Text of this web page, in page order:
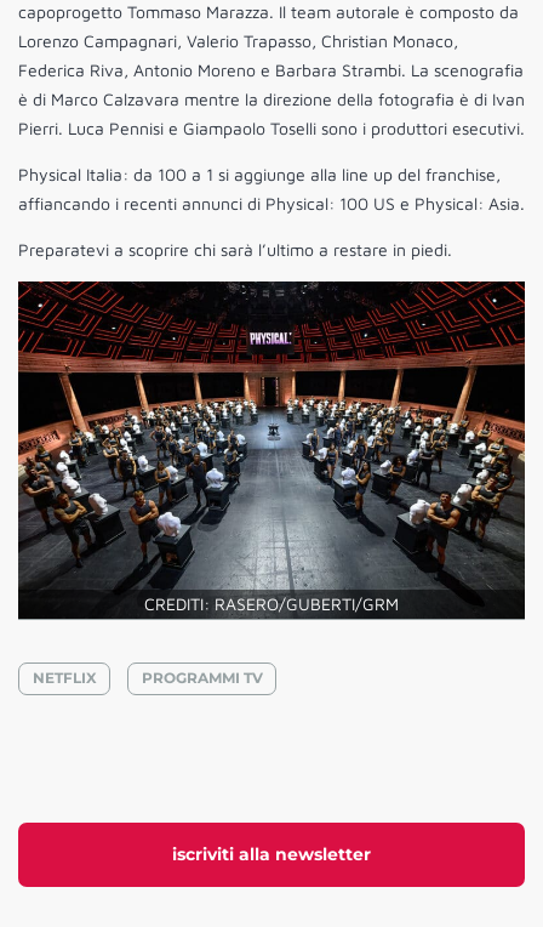
iscriviti alla newsletter
capoprogetto Tommaso Marazza. Il team autorale è composto da
Lorenzo Campagnari, Valerio Trapasso, Christian Monaco,
Federica Riva, Antonio Moreno e Barbara Strambi. La scenografia
è di Marco Calzavara mentre la direzione della fotografia è di Ivan
Pierri. Luca Pennisi e Giampaolo Toselli sono i produttori esecutivi.
Physical Italia: da 100 a 1 si aggiunge alla line up del franchise,
affiancando i recenti annunci di Physical: 100 US e Physical: Asia.
Preparatevi a scoprire chi sarà l’ultimo a restare in piedi.
CREDITI: RASERO/GUBERTI/GRM
NETFLIX PROGRAMMI TV